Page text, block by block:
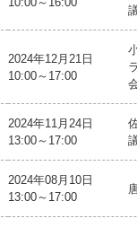
2024年12月21日
10:00～17:00
2024年11月24日
13:00～17:00
2024年08月10日
13:00～17:00